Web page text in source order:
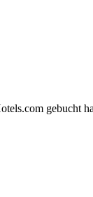
gebucht